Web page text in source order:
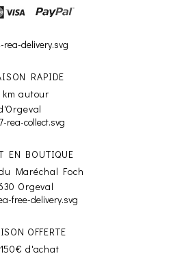
RAPIDE
km autour
EN BOUTIQUE
Maréchal Foch
Orgeval
OFFERTE
d'achat